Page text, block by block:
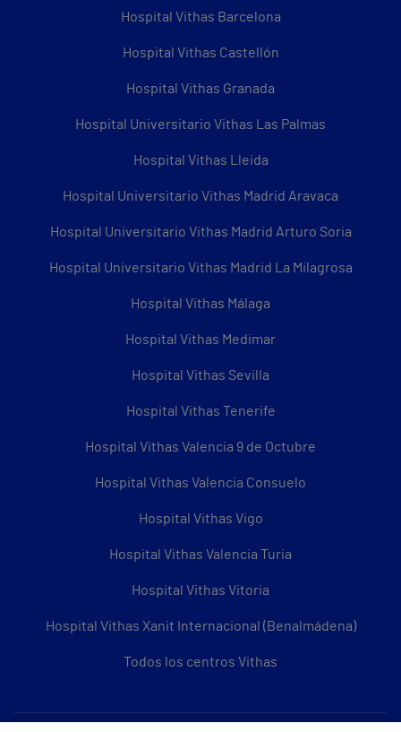
Hospital Vithas Barcelona
Hospital Vithas Castellón
Hospital Vithas Granada
Hospital Universitario Vithas Las Palmas
Hospital Vithas Lleida
Hospital Universitario Vithas Madrid Aravaca
Hospital Universitario Vithas Madrid Arturo Soria
Hospital Universitario Vithas Madrid La Milagrosa
Hospital Vithas Málaga
Hospital Vithas Medimar
Hospital Vithas Sevilla
Hospital Vithas Tenerife
Hospital Vithas Valencia 9 de Octubre
Hospital Vithas Valencia Consuelo
Hospital Vithas Vigo
Hospital Vithas Valencia Turia
Hospital Vithas Vitoria
Hospital Vithas Xanit Internacional (Benalmádena)
Todos los centros Vithas